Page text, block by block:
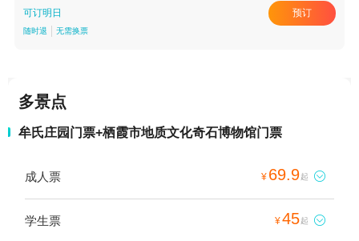
可订明日
随时退 无需换票
预订
多景点
牟氏庄园门票+栖霞市地质文化奇石博物馆门票
成人票 ¥ 69.9起 
学生票 ¥45起 